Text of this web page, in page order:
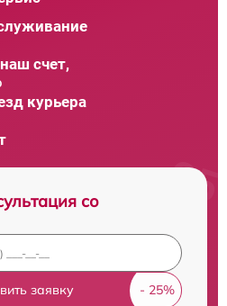
счет,
курьера
со
заявку